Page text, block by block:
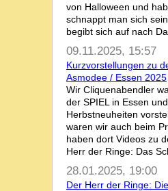
von Halloween und
schnappt man sich
begibt sich auf nach
09.11.2025, 15:57
Kurzvorstellungen zu
Asmodee / Essen 2025
Wir Cliquenabendler
der SPIEL in Essen
Herbstneuheiten
waren wir auch beim
haben dort Videos zu
Herr der Ringe: Das
28.01.2025, 19:00
Der Herr der Ringe: